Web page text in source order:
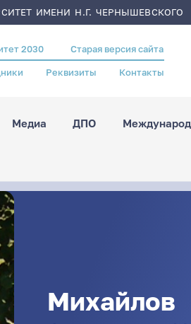
ИМЕНИ Н.Г. ЧЕРНЫШЕВСКОГО
2030 Старая версия сайта
Реквизиты Контакты
Медиа ДПО
Михайлов